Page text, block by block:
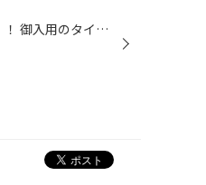
！！来週ついに雪予報！！ 雪が降りますと大変混雑が予想されます！！ 御入用のタイヤ・用品等有れば早めのご準備をお願いいたします！ 当店は作業予約された方からのご案内になります。 あらかじめご了承いただけますようよろしくお願い致します。 ★☆★☆★☆★☆★☆★☆★ タイヤ館 北見店 Add. 北海道北見...